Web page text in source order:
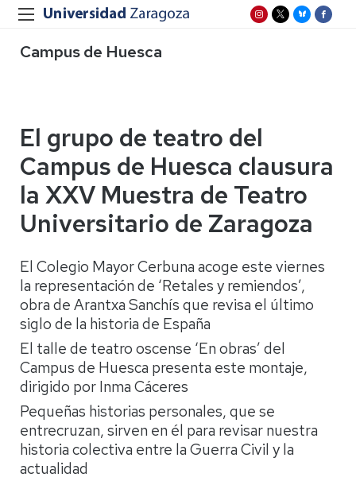
Campus de Huesca
El grupo de teatro del
Campus de Huesca clausura
la XXV Muestra de Teatro
Universitario de Zaragoza
El Colegio Mayor Cerbuna acoge este viernes
la representación de ‘Retales y remiendos’,
obra de Arantxa Sanchís que revisa el último
siglo de la historia de España
El talle de teatro oscense ‘En obras’ del
Campus de Huesca presenta este montaje,
dirigido por Inma Cáceres
Pequeñas historias personales, que se
entrecruzan, sirven en él para revisar nuestra
historia colectiva entre la Guerra Civil y la
actualidad